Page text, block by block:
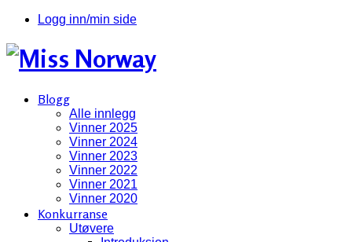
Logg inn/min side
Blogg
Alle innlegg
Vinner 2025
Vinner 2024
Vinner 2023
Vinner 2022
Vinner 2021
Vinner 2020
Konkurranse
Utøvere